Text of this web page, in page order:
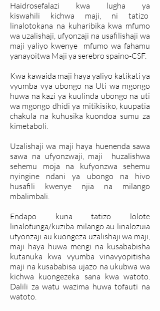
Haidrosefalazi kwa lugha ya
kiswahili kichwa maji, ni tatizo
linalotokana na kuharibika kwa mfumo
wa uzalishaji, ufyonzaji na usafilishaji wa
maji yaliyo kwenye mfumo wa fahamu
yanayoitwa Maji ya serebro spaino-CSF.
Kwa kawaida maji haya yaliyo katikati ya
vyumba vya ubongo na Uti wa mgongo
huwa na kazi ya kuulinda ubongo na uti
wa mgongo dhidi ya mitikisiko, kuupatia
chakula na kuhusika kuondoa sumu za
kimetaboli.
Uzalishaji wa maji haya huenenda sawa
sawa na ufyonzwaji, maji huzalishwa
sehemu moja na kufyonzwa sehemu
nyingine ndani ya ubongo na hivo
husafili kwenye njia na milango
mbalimbali.
Endapo kuna tatizo lolote
linalofunga/kuziba milango au linalozuia
ufyonzaji au kuongeza uzalishaji wa maji,
maji haya huwa mengi na kusababisha
kutanuka kwa vyumba vinavyopitisha
maji na kusababisa ujazo na ukubwa wa
kichwa kuongezeka sana kwa watoto.
Dalili za watu wazima huwa tofauti na
watoto.